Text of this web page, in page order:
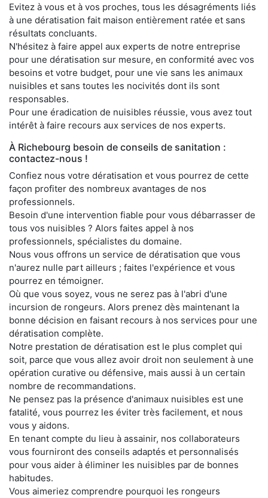
Evitez à vous et à vos proches, tous les désagréments liés
à une dératisation fait maison entièrement ratée et sans
résultats concluants.
N'hésitez à faire appel aux experts de notre entreprise
pour une dératisation sur mesure, en conformité avec vos
besoins et votre budget, pour une vie sans les animaux
nuisibles et sans toutes les nocivités dont ils sont
responsables.
Pour une éradication de nuisibles réussie, vous avez tout
intérêt à faire recours aux services de nos experts.
À Richebourg besoin de conseils de sanitation :
contactez-nous !
Confiez nous votre dératisation et vous pourrez de cette
façon profiter des nombreux avantages de nos
professionnels.
Besoin d'une intervention fiable pour vous débarrasser de
tous vos nuisibles ? Alors faites appel à nos
professionnels, spécialistes du domaine.
Nous vous offrons un service de dératisation que vous
n'aurez nulle part ailleurs ; faites l'expérience et vous
pourrez en témoigner.
Où que vous soyez, vous ne serez pas à l'abri d'une
incursion de rongeurs. Alors prenez dès maintenant la
bonne décision en faisant recours à nos services pour une
dératisation complète.
Notre prestation de dératisation est le plus complet qui
soit, parce que vous allez avoir droit non seulement à une
opération curative ou défensive, mais aussi à un certain
nombre de recommandations.
Ne pensez pas la présence d'animaux nuisibles est une
fatalité, vous pourrez les éviter très facilement, et nous
vous y aidons.
En tenant compte du lieu à assainir, nos collaborateurs
vous fourniront des conseils adaptés et personnalisés
pour vous aider à éliminer les nuisibles par de bonnes
habitudes.
Vous aimeriez comprendre pourquoi les rongeurs